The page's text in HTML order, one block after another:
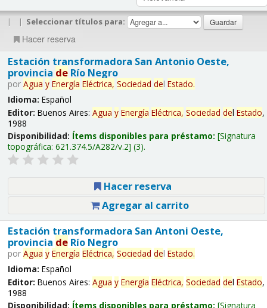
| | Seleccionar títulos para:
Hacer reserva
Estación transformadora San Antonio Oeste,
provincia deRío Negro
por Agua y Energía Eléctrica, Sociedad del Estado.
Idioma: Español
Editor: Buenos Aires: Agua y Energía Eléctrica, Sociedad del Estado,
1988
Disponibilidad: Ítems disponibles para préstamo: Signatura
topográfica: 621.374.5/A282/v.2 (3).
Hacer reserva
Agregar al carrito
Estación transformadora San Antoni Oeste,
provincia deRío Negro
por Agua y Energía Eléctrica, Sociedad del Estado.
Idioma: Español
Editor: Buenos Aires: Agua y Energía Eléctrica, Sociedad del Estado,
1988
Disponibilidad: Ítems disponibles para préstamo: Signatura